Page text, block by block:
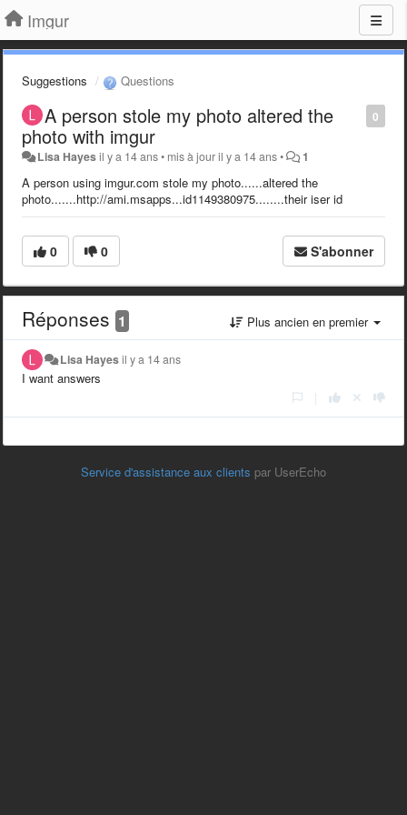
Imgur
Suggestions Questions
0
A person stole my photo altered the
photo with imgur
Lisa Hayesil y a 14 ans• mis à jouril y a 14 ans• 1
A person using imgur.com stole my photo......altered the
photo.......http://ami.msapps...id1149380975........their iser id
0 0 S'abonner
Réponses 1 Plus ancien en premier
Lisa Hayesil y a 14 ans
I want answers
Service d'assistance aux clients par UserEcho